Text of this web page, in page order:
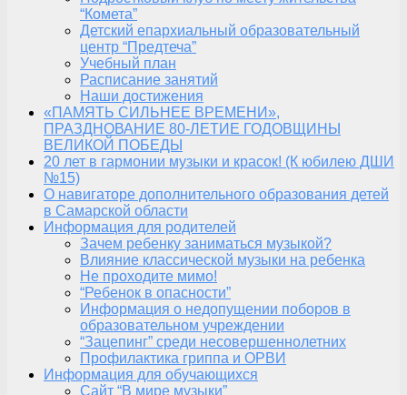
“Комета”
Детский епархиальный образовательный
центр “Предтеча”
Учебный план
Расписание занятий
Наши достижения
«ПАМЯТЬ СИЛЬНЕЕ ВРЕМЕНИ»,
ПРАЗДНОВАНИЕ 80-ЛЕТИЕ ГОДОВЩИНЫ
ВЕЛИКОЙ ПОБЕДЫ
20 лет в гармонии музыки и красок! (К юбилею ДШИ
№15)
О навигаторе дополнительного образования детей
в Самарской области
Информация для родителей
Зачем ребенку заниматься музыкой?
Влияние классической музыки на ребенка
Не проходите мимо!
“Ребенок в опасности”
Информация о недопущении поборов в
образовательном учреждении
“Зацепинг” среди несовершеннолетних
Профилактика гриппа и ОРВИ
Информация для обучающихся
Сайт “В мире музыки”